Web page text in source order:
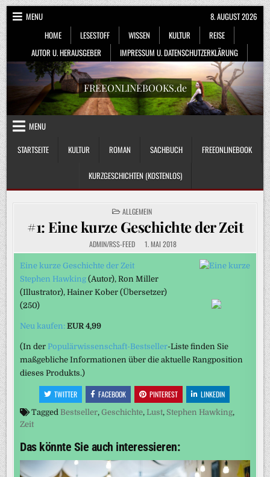
Skip
to
content
MENU
HOME
LESESTOFF WISSEN KULTUR
REISE
AUTOR U. HERAUSGEBER
IMPRESSUM U. DATENSCHUTZERKLÄRUNG
8. AUGUST 2026
FREEONLINEBOOKS.de
MENU
STARTSEITE
KULTUR ROMAN SACHBUCH FREEONLINEBOOK
KURZGESCHICHTEN (KOSTENLOS)
POSTED
IN
ALLGEMEIN
#1: Eine kurze Geschichte der Zeit
ADMIN/RSS-FEED 1. MAI 2018
Eine kurze Geschichte der Zeit
Stephen Hawking (Autor), Ron Miller
(Illustrator), Hainer Kober(Übersetzer)
(250)
Neu kaufen:EUR 4,99
(In der Populärwissenschaft-Bestseller-Liste finden Sie
maßgebliche Informationen über die aktuelle Rangposition
dieses Produkts.)
TWITTER FACEBOOK PINTEREST LINKEDIN
Tagged Bestseller,Geschichte, Lust, Stephen Hawking,
Zeit
Das könnte Sie auch interessieren: